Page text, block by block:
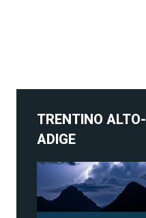
TRENTINO ALTO-
ADIGE